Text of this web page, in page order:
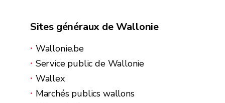
Sites généraux de Wallonie
Wallonie.be
Service public de Wallonie
Wallex
Marchés publics wallons